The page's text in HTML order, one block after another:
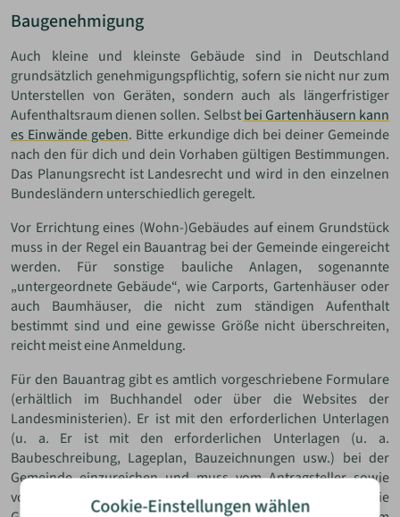
Baugenehmigung
Auch kleine und kleinste Gebäude sind in Deutschland
grundsätzlich genehmigungspflichtig, sofern sie nicht nur zum
Unterstellen von Geräten, sondern auch als längerfristiger
Aufenthaltsraum dienen sollen. Selbstbei Gartenhäusern kann
es Einwände geben. Bitte erkundige dich bei deiner Gemeinde
nach den für dich und dein Vorhaben gültigen Bestimmungen.
Das Planungsrecht ist Landesrecht und wird in den einzelnen
Bundesländern unterschiedlich geregelt.
Vor Errichtung eines (Wohn-)Gebäudes auf einem Grundstück
muss in der Regel ein Bauantrag bei der Gemeinde eingereicht
werden. Für sonstige bauliche Anlagen, sogenannte
„untergeordnete Gebäude“, wie Carports, Gartenhäuser oder
auch Baumhäuser, die nicht zum ständigen Aufenthalt
bestimmt sind und eine gewisse Größe nicht überschreiten,
reicht meist eine Anmeldung.
Für den Bauantrag gibt es amtlich vorgeschriebene Formulare
(erhältlich im Buchhandel oder über die Websites der
Landesministerien). Er ist mit den erforderlichen Unterlagen
(u. a. Er ist mit den erforderlichen Unterlagen (u. a.
Baubeschreibung, Lageplan, Bauzeichnungen usw.) bei der
Gemeinde einzureichen und muss vom Antragsteller sowie
vom Architekten oder Zimmermeister unterschrieben sein. Die
Cookie-Einstellungen wählen